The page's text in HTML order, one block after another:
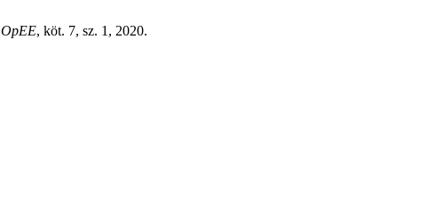
OpEE, köt. 7, sz. 1, 2020.